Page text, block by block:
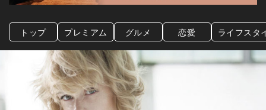
トップ プレミアム グルメ 恋愛 ライフスタ